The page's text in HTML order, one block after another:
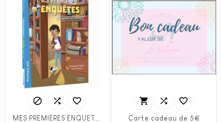
     
Carte cadeau de 5€